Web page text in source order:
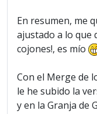
En resumen, me
ajustado a lo que
cojones!, es mío
Con el Merge de
le he subido la
y en la Granja de